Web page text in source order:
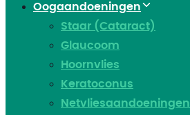
Oogaandoeningen
Staar (Cataract)
Glaucoom
Hoornvlies
Keratoconus
Netvliesaandoeningen